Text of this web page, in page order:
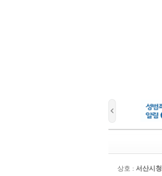
상호 : 서산시청